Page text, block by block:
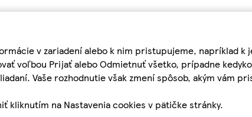
v zariadení alebo k nim pristupujeme, napríklad
voľbou Prijať alebo Odmietnuť všetko, prípadne
Vaše rozhodnutie však zmení spôsob, akým vám
kliknutím na Nastavenia cookies v pätičke stránky.